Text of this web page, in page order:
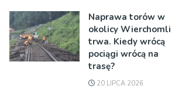
Naprawa torów w
okolicy Wierchomli
trwa. Kiedy wrócą
pociągi wrócą na
trasę?
20 LIPCA 2026